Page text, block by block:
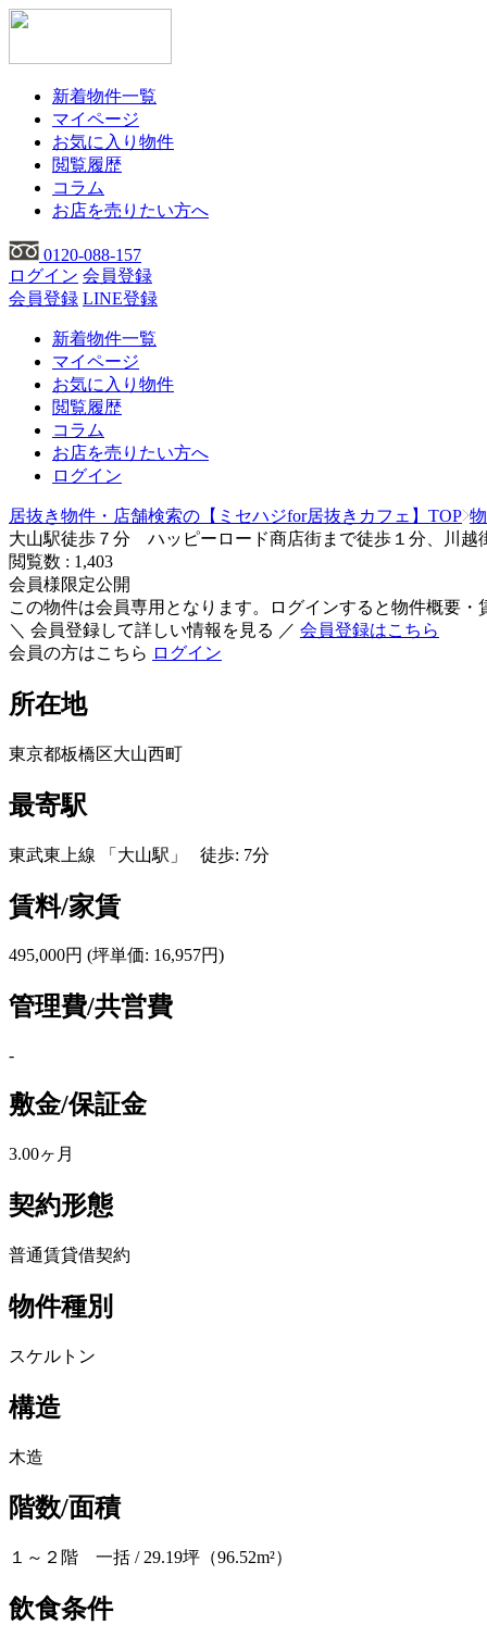
新着物件一覧
マイページ
お気に入り物件
閲覧履歴
コラム
お店を売りたい方へ
0120-088-157
ログイン 会員登録
会員登録 LINE登録
新着物件一覧
マイページ
お気に入り物件
閲覧履歴
コラム
お店を売りたい方へ
ログイン
居抜き物件・店舗検索の【ミセハジfor居抜きカフェ】TOP
大山駅徒歩７分 ハッピーロード商店街まで徒歩１分、川越
閲覧数 : 1,403
会員様限定公開
この物件は会員専用となります。ログインすると物件概要
＼ 会員登録して詳しい情報を見る ／ 会員登録はこちら
会員の方はこちら ログイン
所在地
東京都板橋区大山西町
最寄駅
東武東上線 「大山駅」 徒歩: 7分
賃料/家賃
495,000円 (坪単価: 16,957円)
管理費/共営費
-
敷金/保証金
3.00ヶ月
契約形態
普通賃貸借契約
物件種別
スケルトン
構造
木造
階数/面積
１～２階 一括 / 29.19坪（96.52m²）
飲食条件